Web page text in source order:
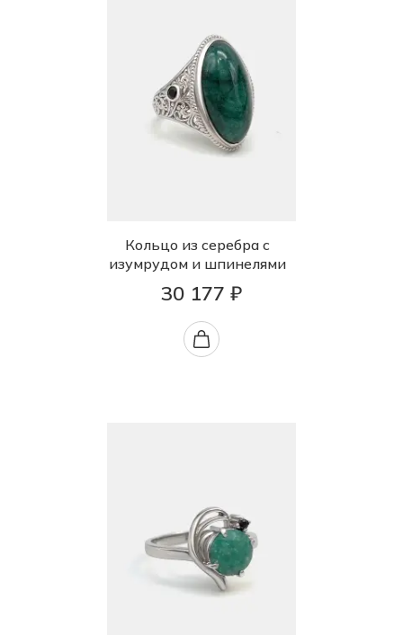
Кольцо из серебра с
изумрудом и шпинелями
30 177 ₽